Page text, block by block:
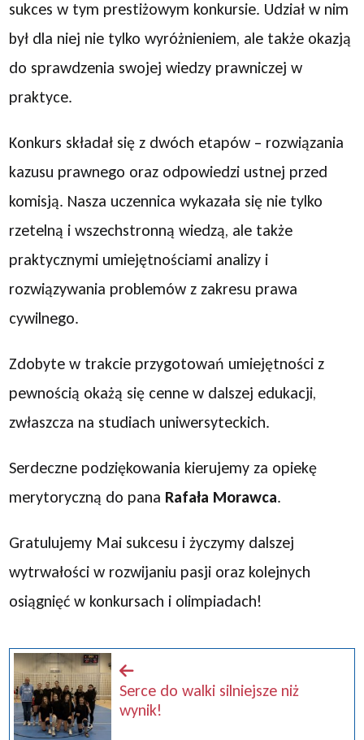
sukces w tym prestiżowym konkursie. Udział w nim
był dla niej nie tylko wyróżnieniem, ale także okazją
do sprawdzenia swojej wiedzy prawniczej w
praktyce.
Konkurs składał się z dwóch etapów – rozwiązania
kazusu prawnego oraz odpowiedzi ustnej przed
komisją. Nasza uczennica wykazała się nie tylko
rzetelną i wszechstronną wiedzą, ale także
praktycznymi umiejętnościami analizy i
rozwiązywania problemów z zakresu prawa
cywilnego.
Zdobyte w trakcie przygotowań umiejętności z
pewnością okażą się cenne w dalszej edukacji,
zwłaszcza na studiach uniwersyteckich.
Serdeczne podziękowania kierujemy za opiekę
merytoryczną do pana Rafała Morawca.
Gratulujemy Mai sukcesu i życzymy dalszej
wytrwałości w rozwijaniu pasji oraz kolejnych
osiągnięć w konkursach i olimpiadach!
Serce do walki silniejsze niż
wynik!